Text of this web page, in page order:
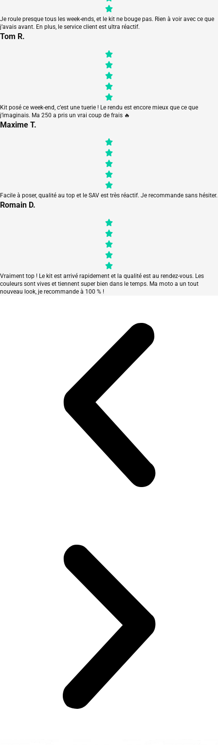
Je roule presque tous les week-ends, et le kit ne bouge pas. Rien à voir avec ce que
j’avais avant. En plus, le service client est ultra réactif.
Tom R.
Kit posé ce week-end, c’est une tuerie ! Le rendu est encore mieux que ce que
j’imaginais. Ma 250 a pris un vrai coup de frais 🔥
Maxime T.
Facile à poser, qualité au top et le SAV est très réactif. Je recommande sans hésiter.
Romain D.
Vraiment top ! Le kit est arrivé rapidement et la qualité est au rendez-vous. Les
couleurs sont vives et tiennent super bien dans le temps. Ma moto a un tout
nouveau look, je recommande à 100 % !